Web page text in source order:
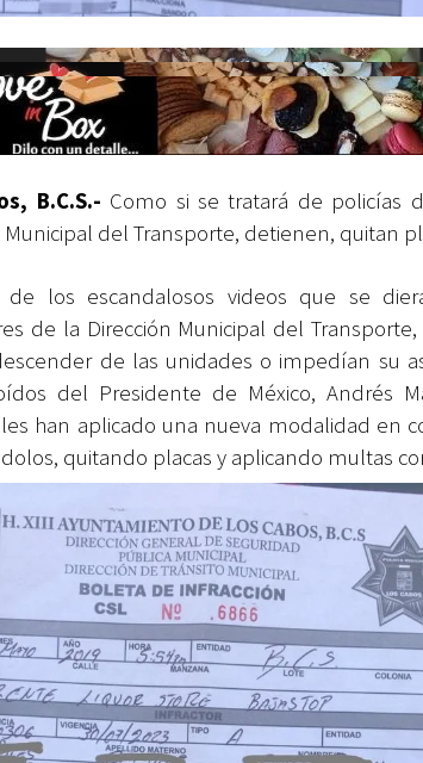
B.C.S.- Como si se tratará de policías
Municipal del Transporte, detienen, quitan
de los escandalosos videos que se
de la Dirección Municipal del
de las unidades o impedían su
del Presidente de México, Andrés
han aplicado una nueva modalidad en
quitando placas y aplicando multas